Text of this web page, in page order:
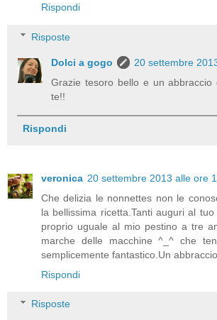
Rispondi
Risposte
Dolci a gogo
20 settembre
Grazie tesoro bello e un
te!!
Rispondi
veronica 20 settembre 2013 alle ore
Che delizia le nonnettes non le
la bellissima ricetta.Tanti auguri al
proprio uguale al mio pestino a tre
marche delle macchine ^_^ che
semplicemente fantastico.Un abbraccio.
Rispondi
Risposte